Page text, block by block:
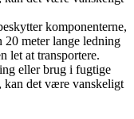
komponenterne,
meter lange ledning
let at transportere.
eller brug i fugtige
kan det være vanskeligt